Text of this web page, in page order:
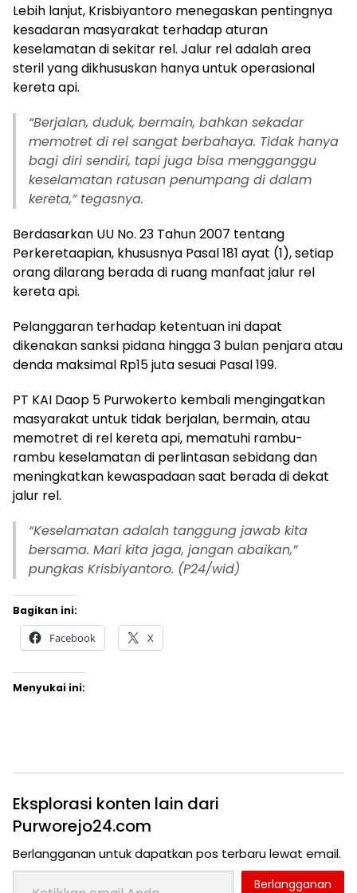
Lebih lanjut, Krisbiyantoro menegaskan pentingnya
kesadaran masyarakat terhadap aturan
keselamatan di sekitar rel. Jalur rel adalah area
steril yang dikhususkan hanya untuk operasional
kereta api.
“Berjalan, duduk, bermain, bahkan sekadar
memotret di rel sangat berbahaya. Tidak hanya
bagi diri sendiri, tapi juga bisa mengganggu
keselamatan ratusan penumpang di dalam
kereta,” tegasnya.
Berdasarkan UU No. 23 Tahun 2007 tentang
Perkeretaapian, khususnya Pasal 181 ayat (1), setiap
orang dilarang berada di ruang manfaat jalur rel
kereta api.
Pelanggaran terhadap ketentuan ini dapat
dikenakan sanksi pidana hingga 3 bulan penjara atau
denda maksimal Rp15 juta sesuai Pasal 199.
PT KAI Daop 5 Purwokerto kembali mengingatkan
masyarakat untuk tidak berjalan, bermain, atau
memotret di rel kereta api, mematuhi rambu-
rambu keselamatan di perlintasan sebidang dan
meningkatkan kewaspadaan saat berada di dekat
jalur rel.
“Keselamatan adalah tanggung jawab kita
bersama. Mari kita jaga, jangan abaikan,”
pungkas Krisbiyantoro. (P24/wid)
Bagikan ini:
Facebook X
Menyukai ini:
Eksplorasi konten lain dari
Purworejo24.com
Berlangganan untuk dapatkan pos terbaru lewat email.
Ketikkan email Anda...
Berlangganan